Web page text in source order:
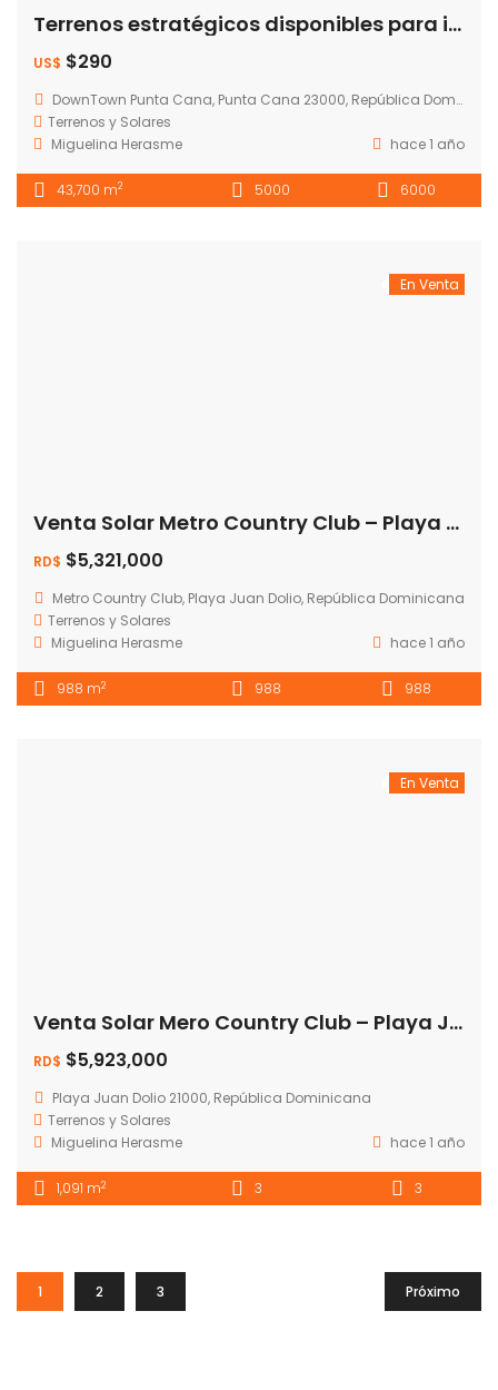
Terrenos estratégicos disponibles para inversionistas y desarrolladores 🌟 📍 Ubicación TOP: Justo frente a Downttown Punta Cana
US$ $290
DownTown Punta Cana, Punta Cana 23000, República Dominicana
Terrenos y Solares
Miguelina Herasme
hace 1 año
43,700 m2 5000 6000
En Venta
Venta Solar Metro Country Club – Playa Juan dolio
RD$ $5,321,000
Metro Country Club, Playa Juan Dolio, República Dominicana
Terrenos y Solares
Miguelina Herasme
hace 1 año
988 m2 988 988
En Venta
Venta Solar Mero Country Club – Playa JUan Dolio
RD$ $5,923,000
Playa Juan Dolio 21000, República Dominicana
Terrenos y Solares
Miguelina Herasme
hace 1 año
1,091 m2 3 3
1 2 3 Próximo